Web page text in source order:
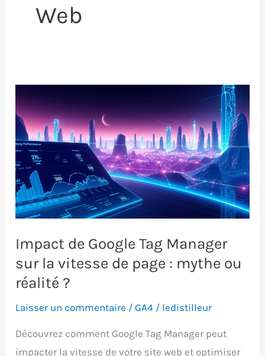
Web
Impact de Google Tag Manager
sur la vitesse de page : mythe ou
réalité ?
Laisser un commentaire /GA4 / ledistilleur
Découvrez comment Google Tag Manager peut
impacter la vitesse de votre site web et optimiser